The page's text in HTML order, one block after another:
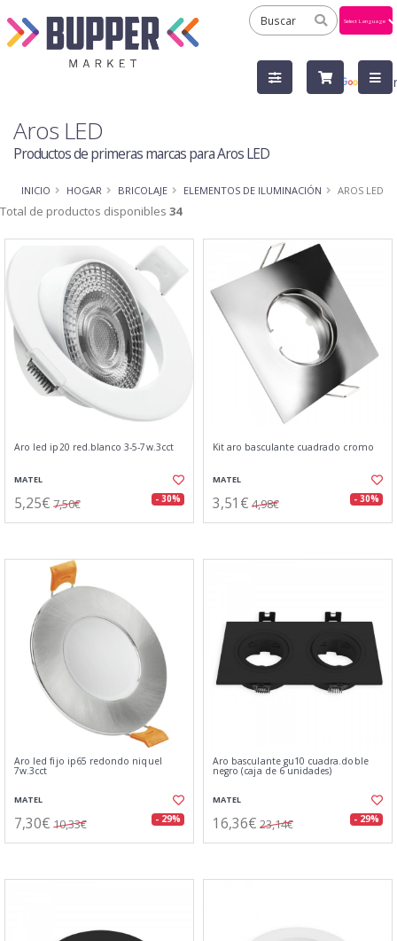
by
Aros LED
Productos de primeras marcas para Aros LED
INICIO HOGAR BRICOLAJE ELEMENTOS DE ILUMINACIÓN AROS LED
Total de productos disponibles 34
Aro led ip20 red.blanco 3-5-7w.3cct
MATEL
5,25€ 7,50€ - 30%
Kit aro basculante cuadrado cromo
MATEL
3,51€ 4,98€ - 30%
Aro led fijo ip65 redondo niquel
7w.3cct
MATEL
7,30€ 10,33€ - 29%
Aro basculante gu10 cuadra.doble
negro (caja de 6 unidades)
MATEL
16,36€ 23,14€ - 29%